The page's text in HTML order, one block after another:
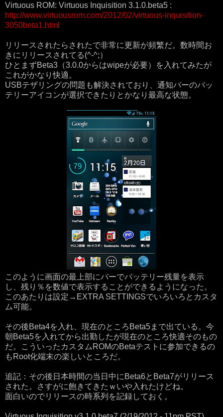
Virtuous ROM: Virtuous Inquisition 3.1.0.beta5 :
http://www.virtuousrom.com/2012/02/virtuous-inquisition-
3050beta1.html
リリースされたらされたで非常に更新が頻繁だ。数時間お
きにリリースされてる(^-^;）
ひとまずBeta3（3.0.0からはwipeが必要）を入れてみたが
これがかなり快適。
USBテザリングの問題も解決されており、通知バーのバッ
テリーアイコンが選択できたりとかなり最高な状態。
このように画面の最上部にバーでバッテリー残量を表示
し、残り％を数値で表示することができるようになった。
このあたりは設定→EXTRA SETTINGSでいろいろとカスタ
ム可能。
その後Beta4を入れ、現在のところBeta5まで出ている。今
朝Beta5を入れてから出勤したが現在のところ快適そのもの
だ。こういったカスタムROMのBetaテストに参加できるの
もRoot化端末の楽しいところだ。
追記：その後日本時間の当日中にBeta6とBeta7がリリース
された。さすがに飽きてきたｗいや入れたけどね。
面白いのでリリースの時系列を記録しておく。